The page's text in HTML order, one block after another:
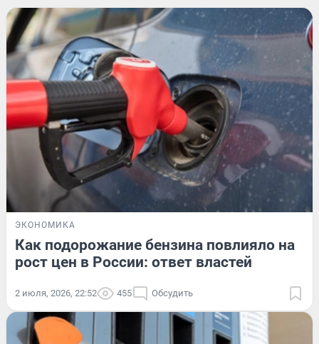
ЭКОНОМИКА
Как подорожание бензина повлияло на
рост цен в России: ответ властей
2 июля, 2026, 22:52 455 Обсудить